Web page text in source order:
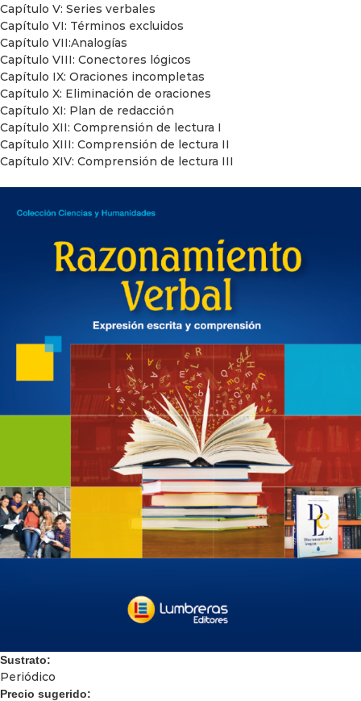
Capítulo V: Series verbales
Capítulo VI: Términos excluidos
Capítulo VII:Analogías
Capítulo VIII: Conectores lógicos
Capítulo IX: Oraciones incompletas
Capítulo X: Eliminación de oraciones
Capítulo XI: Plan de redacción
Capítulo XII: Comprensión de lectura I
Capítulo XIII: Comprensión de lectura II
Capítulo XIV: Comprensión de lectura III
Sustrato:
Periódico
Precio sugerido: